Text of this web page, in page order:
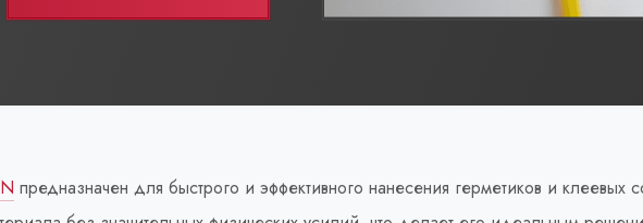
предназначен для быстрого и эффективного нанесения герметиков и